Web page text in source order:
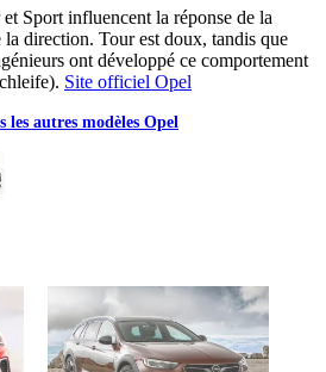
Sport influencent la réponse de la
la direction. Tour est doux, tandis que
ont développé ce comportement
Site officiel Opel
les autres modèles Opel